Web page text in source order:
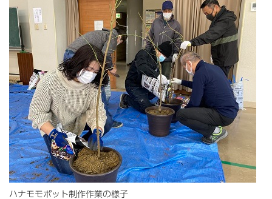
ハナモモポット制作作業の様子